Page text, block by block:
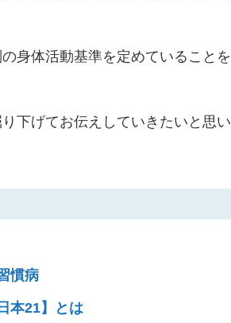
身体活動基準を定めていることを
下げてお伝えしていきたいと思い
慣病
本21】とは